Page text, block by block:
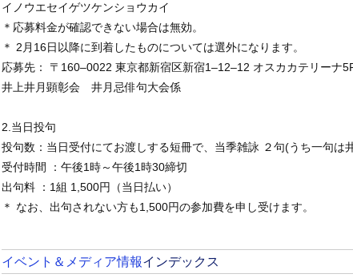
イノウエセイゲツケンショウカイ
＊応募料金が確認できない場合は無効。
＊ 2月16日以降に到着したものについては選外になります。
応募先： 〒160‒0022 東京都新宿区新宿1‒12‒12 オスカカテリーナ
井上井月顕彰会 井月忌俳句大会係
2.当日投句
投句数：当日受付にてお渡しする短冊で、当季雑詠 ２句(うち一句は
受付時間 ：午後1時～午後1時30締切
出句料 ：1組 1,500円（当日払い）
＊ なお、出句されない方も1,500円の参加費を申し受けます。
イベント＆メディア情報インデックス